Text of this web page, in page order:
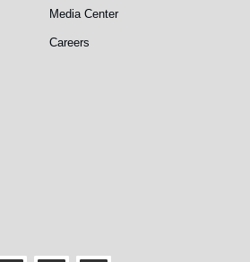
Media Center
Careers